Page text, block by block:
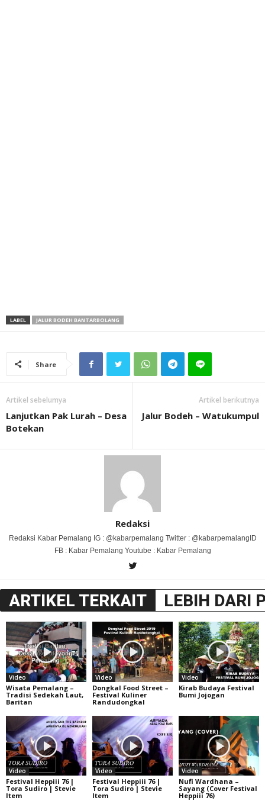
LABEL JALUR BODEH BANTARBOLANG
Share
Artikel sebelumya
Lanjutkan Pak Lurah – Desa
Botekan
Artikel berikutnya
Jalur Bodeh – Watukumpul
Redaksi
Redaksi Kabar Pemalang IG : @kabarpemalang Twitter : @kabarpemalangID
FB : Kabar Pemalang Youtube : Kabar Pemalang
ARTIKEL TERKAIT LEBIH DARI
Video
Wisata Pemalang –
Tradisi Sedekah Laut,
Baritan
Video
Dongkal Food Street –
Festival Kuliner
Randudongkal
Video
Kirab Budaya Festival
Bumi Jojogan
Video
Festival Heppiii 76 |
Tora Sudiro | Stevie
Item
Video
Festival Heppiii 76 |
Tora Sudiro | Stevie
Item
Video
Nufi Wardhana –
Sayang (Cover Festival
Heppiii 76)